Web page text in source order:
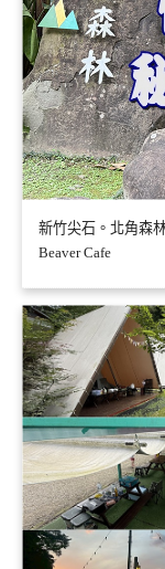
新竹尖石。北角森
Beaver Cafe